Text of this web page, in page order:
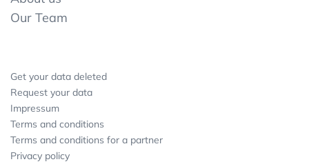
Our Team
Get your data deleted
Request your data
Impressum
Terms and conditions
Terms and conditions for a partner
Privacy policy